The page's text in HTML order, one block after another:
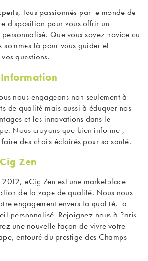
tous passionnés par le monde de
disposition pour vous offrir un
Que vous soyez novice ou
sommes là pour vous guider et
questions.
nous engageons non seulement à
de qualité mais aussi à éduquer nos
et les innovations dans le
Nous croyons que bien informer,
des choix éclairés pour sa santé.
Zen
2012, eCig Zen est une marketplace
de la vape de qualité. Nous nous
engagement envers la qualité, la
personnalisé. Rejoignez-nous à Paris
une nouvelle façon de vivre votre
entouré du prestige des Champs-